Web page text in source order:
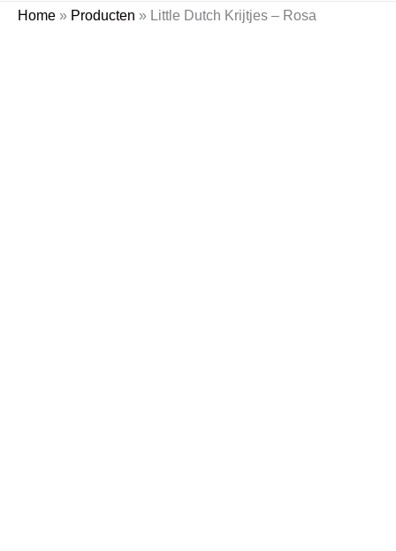
Home » Producten » Little Dutch Krijtjes – Rosa
Oorspronkelijke
Huidige
Little